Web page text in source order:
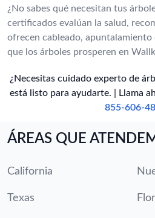
¿No sabes qué necesitan tus
certificados evalúan la salud,
ofrecen cableado, apuntalamiento
que los árboles prosperen en
¿Necesitas cuidado experto de
está listo para ayudarte. | Llama
855-606-
ÁREAS QUE
California
Texas